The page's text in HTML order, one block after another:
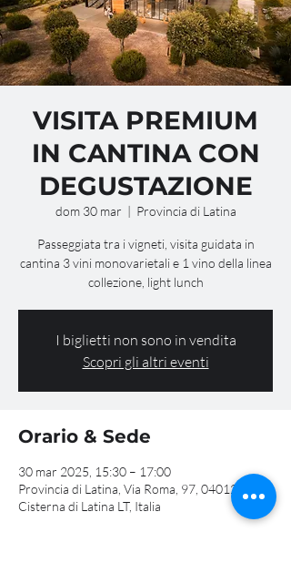
VISITA PREMIUM
IN CANTINA CON
DEGUSTAZIONE
dom 30 mar
  |
Provincia di Latina
Passeggiata tra i vigneti, visita guidata in
cantina 3 vini monovarietali e 1 vino della linea
collezione, light lunch
I biglietti non sono in vendita
Scopri gli altri eventi
Orario & Sede
30 mar 2025, 15:30 – 17:00
Provincia di Latina, Via Roma, 97, 04012
Cisterna di Latina LT, Italia